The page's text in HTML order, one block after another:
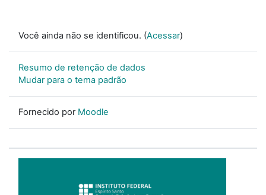
Você ainda não se identificou. (Acessar)
Resumo de retenção de dados
Mudar para o tema padrão
Fornecido por Moodle